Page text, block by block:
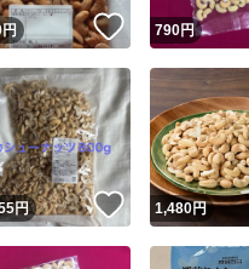
Yahoo!フリマが
！
円 いいね！
790円
！円 いいね！
1,480円